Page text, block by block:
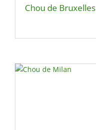
Chou de Bruxelles